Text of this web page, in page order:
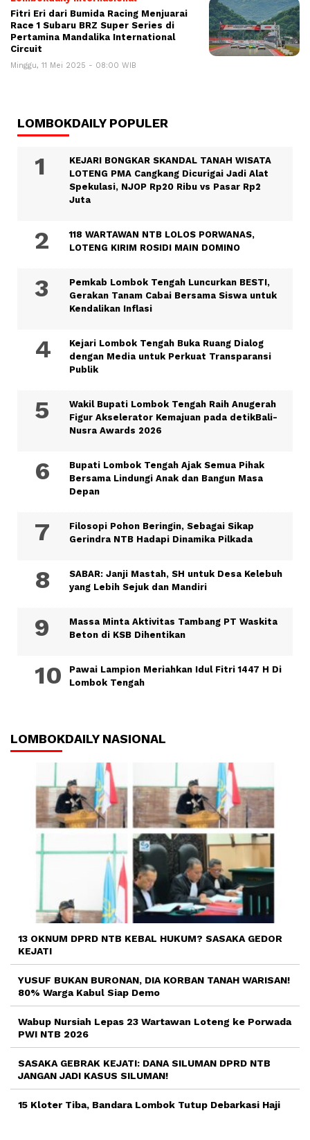
Fitri Eri dari Bumida Racing Menjuarai
Race 1 Subaru BRZ Super Series di
Pertamina Mandalika International
Circuit
Minggu, 11 Mei 2025 - 08:00 WIB
LOMBOKDAILY POPULER
KEJARI BONGKAR SKANDAL TANAH WISATA
LOTENG PMA Cangkang Dicurigai Jadi Alat
Spekulasi, NJOP Rp20 Ribu vs Pasar Rp2
Juta
118 WARTAWAN NTB LOLOS PORWANAS,
LOTENG KIRIM ROSIDI MAIN DOMINO
Pemkab Lombok Tengah Luncurkan BESTI,
Gerakan Tanam Cabai Bersama Siswa untuk
Kendalikan Inflasi
Kejari Lombok Tengah Buka Ruang Dialog
dengan Media untuk Perkuat Transparansi
Publik
Wakil Bupati Lombok Tengah Raih Anugerah
Figur Akselerator Kemajuan pada detikBali-
Nusra Awards 2026
Bupati Lombok Tengah Ajak Semua Pihak
Bersama Lindungi Anak dan Bangun Masa
Depan
Filosopi Pohon Beringin, Sebagai Sikap
Gerindra NTB Hadapi Dinamika Pilkada
SABAR: Janji Mastah, SH untuk Desa Kelebuh
yang Lebih Sejuk dan Mandiri
Massa Minta Aktivitas Tambang PT Waskita
Beton di KSB Dihentikan
Pawai Lampion Meriahkan Idul Fitri 1447 H Di
Lombok Tengah
LOMBOKDAILY NASIONAL
13 OKNUM DPRD NTB KEBAL HUKUM? SASAKA GEDOR
KEJATI
YUSUF BUKAN BURONAN, DIA KORBAN TANAH WARISAN!
80% Warga Kabul Siap Demo
Wabup Nursiah Lepas 23 Wartawan Loteng ke Porwada
PWI NTB 2026
SASAKA GEBRAK KEJATI: DANA SILUMAN DPRD NTB
JANGAN JADI KASUS SILUMAN!
15 Kloter Tiba, Bandara Lombok Tutup Debarkasi Haji